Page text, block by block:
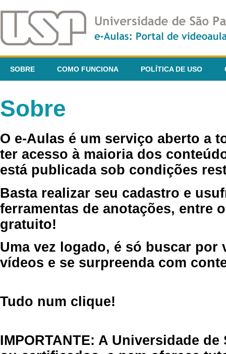
SOBRE COMO FUNCIONA POLÍTICA DE USO
Sobre
O e-Aulas é um serviço aberto a
ter acesso à maioria dos
está publicada sob condições
Basta realizar seu cadastro e
ferramentas de anotações, entre
gratuito!
Uma vez logado, é só buscar por
vídeos e se surpreenda com
Tudo num clique!
IMPORTANTE: A Universidade